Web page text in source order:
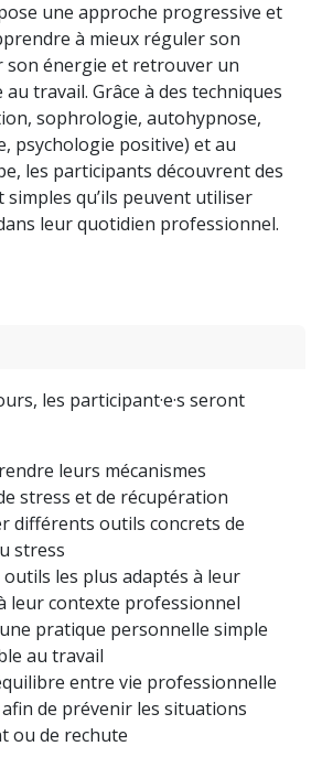
une approche progressive et
à mieux réguler son
son énergie et retrouver un
travail. Grâce à des techniques
sophrologie, autohypnose,
psychologie positive) et au
les participants découvrent des
qu’ils peuvent utiliser
leur quotidien professionnel.
les participant·e·s seront
leurs mécanismes
stress et de récupération
différents outils concrets de
stress
les plus adaptés à leur
leur contexte professionnel
pratique personnelle simple
au travail
entre vie professionnelle
de prévenir les situations
ou de rechute